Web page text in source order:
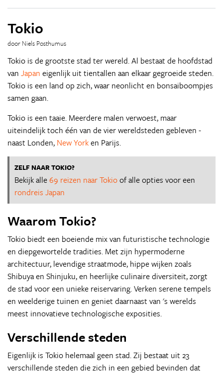
Tokio
door Niels Posthumus
Tokio is de grootste stad ter wereld. Al bestaat de hoofdstad
van Japan eigenlijk uit tientallen aan elkaar gegroeide steden.
Tokio is een land op zich, waar neonlicht en bonsaiboompjes
samen gaan.
Tokio is een taaie. Meerdere malen verwoest, maar
uiteindelijk toch één van de vier wereldsteden gebleven -
naast Londen, New Yorken Parijs.
ZELF NAAR TOKIO?
Bekijk alle69 reizen naar Tokioof alle opties voor een
rondreis Japan
Waarom Tokio?
Tokio biedt een boeiende mix van futuristische technologie
en diepgewortelde tradities. Met zijn hypermoderne
architectuur, levendige straatmode, hippe wijken zoals
Shibuya en Shinjuku, en heerlijke culinaire diversiteit, zorgt
de stad voor een unieke reiservaring. Verken serene tempels
en weelderige tuinen en geniet daarnaast van 's werelds
meest innovatieve technologische exposities.
Verschillende steden
Eigenlijk is Tokio helemaal geen stad. Zij bestaat uit 23
verschillende steden die zich in een gebied bevinden dat